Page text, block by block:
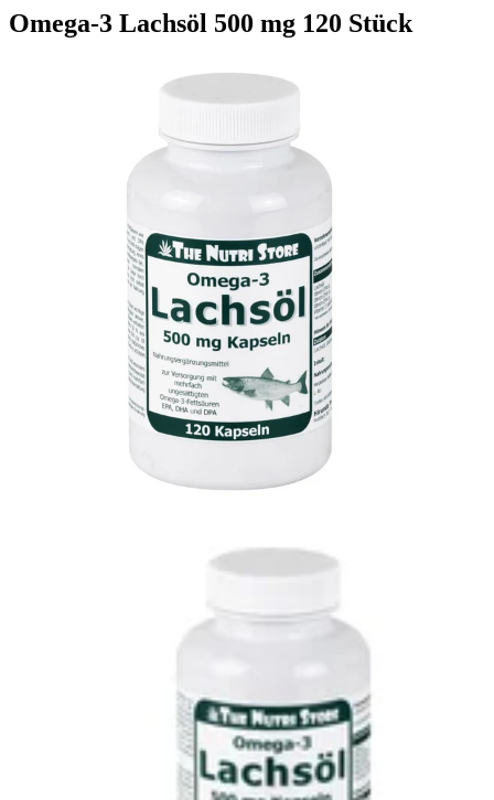
Omega-3 Lachsöl 500 mg 120 Stück